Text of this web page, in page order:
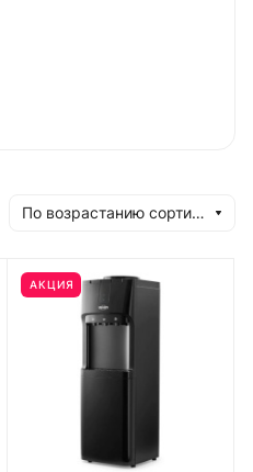
По возрастанию сортировки
АКЦИЯ